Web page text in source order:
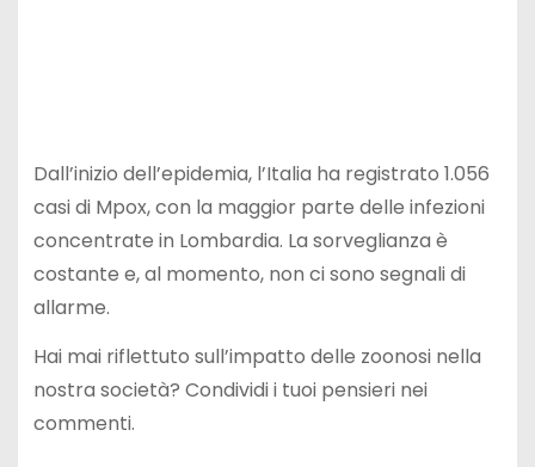
Dall’inizio dell’epidemia, l’Italia ha registrato 1.056
casi di Mpox, con la maggior parte delle infezioni
concentrate in Lombardia. La sorveglianza è
costante e, al momento, non ci sono segnali di
allarme.
Hai mai riflettuto sull’impatto delle zoonosi nella
nostra società? Condividi i tuoi pensieri nei
commenti.